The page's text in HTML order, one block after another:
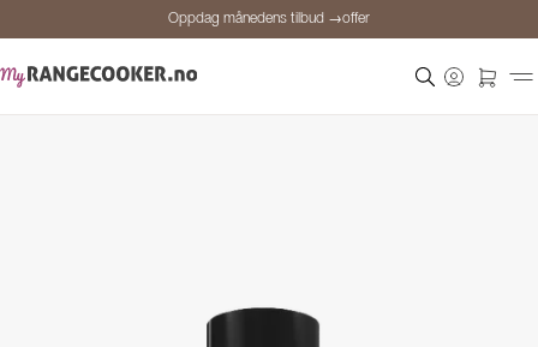
Oppdag månedens tilbud →offer